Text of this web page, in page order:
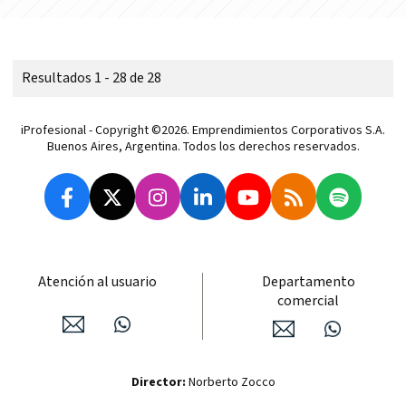
Resultados 1 - 28 de 28
iProfesional - Copyright ©2026. Emprendimientos Corporativos S.A.
Buenos Aires, Argentina. Todos los derechos reservados.
Atención al usuario
Departamento
comercial
Director: Norberto Zocco